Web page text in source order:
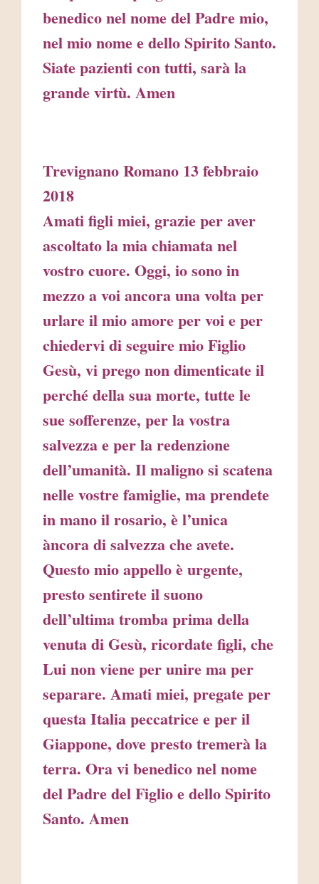
benedico nel nome del Padre mio,
nel mio nome e dello Spirito Santo.
Siate pazienti con tutti, sarà la
grande virtù. Amen
Trevignano Romano 13 febbraio
2018
Amati figli miei, grazie per aver
ascoltato la mia chiamata nel
vostro cuore. Oggi, io sono in
mezzo a voi ancora una volta per
urlare il mio amore per voi e per
chiedervi di seguire mio Figlio
Gesù, vi prego non dimenticate il
perché della sua morte, tutte le
sue sofferenze, per la vostra
salvezza e per la redenzione
dell’umanità. Il maligno si scatena
nelle vostre famiglie, ma prendete
in mano il rosario, è l’unica
àncora di salvezza che avete.
Questo mio appello è urgente,
presto sentirete il suono
dell’ultima tromba prima della
venuta di Gesù, ricordate figli, che
Lui non viene per unire ma per
separare. Amati miei, pregate per
questa Italia peccatrice e per il
Giappone, dove presto tremerà la
terra. Ora vi benedico nel nome
del Padre del Figlio e dello Spirito
Santo. Amen